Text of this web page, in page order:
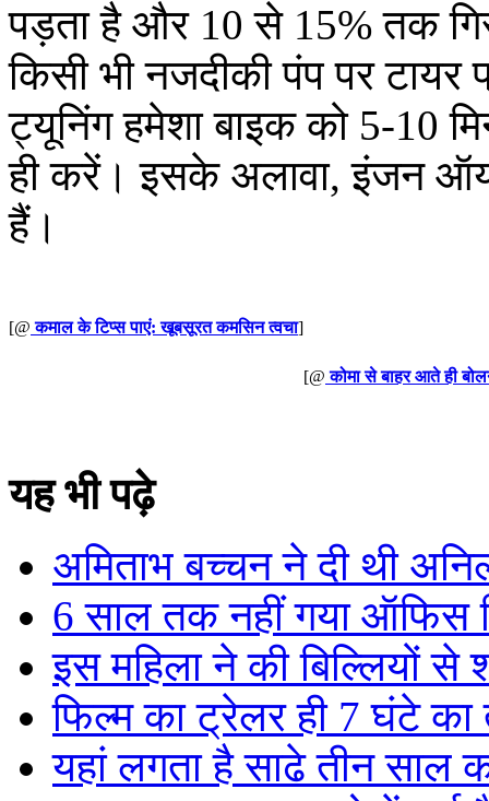
पड़ता है और 10 से 15% तक
किसी भी नजदीकी पंप पर
ट्यूनिंग हमेशा बाइक को 5-10
ही करें। इसके अलावा, इंजन
हैं।
[@ कमाल के टिप्स पाएं: खूबसूरत कमसिन त्वचा]
[@ कोमा से बाहर आते ही
यह भी पढ़े
अमिताभ बच्चन ने दी थी
6 साल तक नहीं गया ऑफिस
इस महिला ने की बिल्लियों से
फिल्म का ट्रेलर ही 7 घंटे का
यहां लगता है साढे तीन साल